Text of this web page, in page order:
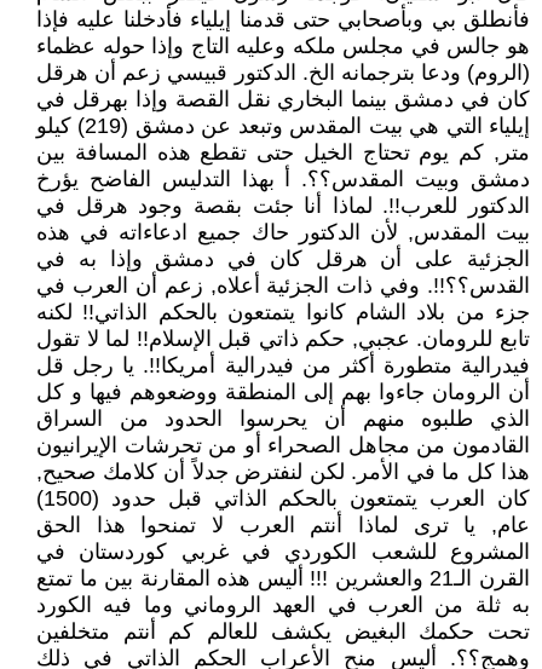
فأنطلق بي وبأصحابي حتى قدمنا إيلياء فأدخلنا عليه فإذا
هو جالس في مجلس ملكه وعليه التاج وإذا حوله عظماء
(الروم) ودعا بترجمانه الخ. الدكتور قبيسي زعم أن هرقل
كان في دمشق بينما البخاري نقل القصة وإذا بهرقل في
إيلياء التي هي بيت المقدس وتبعد عن دمشق (219) كيلو
متر, كم يوم تحتاج الخيل حتى تقطع هذه المسافة بين
دمشق وبيت المقدس؟؟. أ بهذا التدليس الفاضح يؤرخ
الدكتور للعرب!!. لماذا أنا جئت بقصة وجود هرقل في
بيت المقدس, لأن الدكتور حاك جميع ادعاءاته في هذه
الجزئية على أن هرقل كان في دمشق وإذا به في
القدس؟؟!!. وفي ذات الجزئية أعلاه, زعم أن العرب في
جزء من بلاد الشام كانوا يتمتعون بالحكم الذاتي!! لكنه
تابع للرومان. عجبي, حكم ذاتي قبل الإسلام!! لما لا تقول
فيدرالية متطورة أكثر من فيدرالية أمريكا!!. يا رجل قل
أن الرومان جاءوا بهم إلى المنطقة ووضعوهم فيها و كل
الذي طلبوه منهم أن يحرسوا الحدود من السراق
القادمون من مجاهل الصحراء أو من تحرشات الإيرانيون
هذا كل ما في الأمر. لكن لنفترض جدلاً أن كلامك صحيح,
كان العرب يتمتعون بالحكم الذاتي قبل حدود (1500)
عام, يا ترى لماذا أنتم العرب لا تمنحوا هذا الحق
المشروع للشعب الكوردي في غربي كوردستان في
القرن الـ21 والعشرين !!! أليس هذه المقارنة بين ما تمتع
به ثلة من العرب في العهد الروماني وما فيه الكورد
تحت حكمك البغيض يكشف للعالم كم أنتم متخلفين
وهمج؟؟. أليس منح الأعراب الحكم الذاتي في ذلك